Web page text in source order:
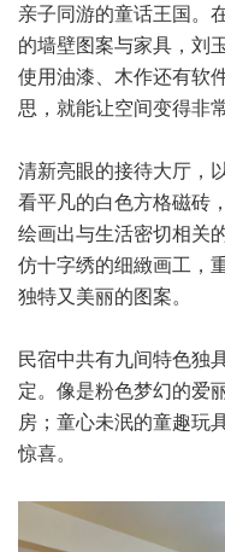
亲子同游的童话王国。
的墙壁图案与家具，刘
使用油漆、木作还有软
思，就能让空间变得非
清新亮眼的接待大厅，
看平凡的白色方格磁砖，
绘画出与生活密切相关
仿十字绣的细緻画工，
独特又美丽的图案。
民宿中共有九间特色独
定。像是粉色梦幻的爱
房；童心未泯的童趣玩
惊喜。